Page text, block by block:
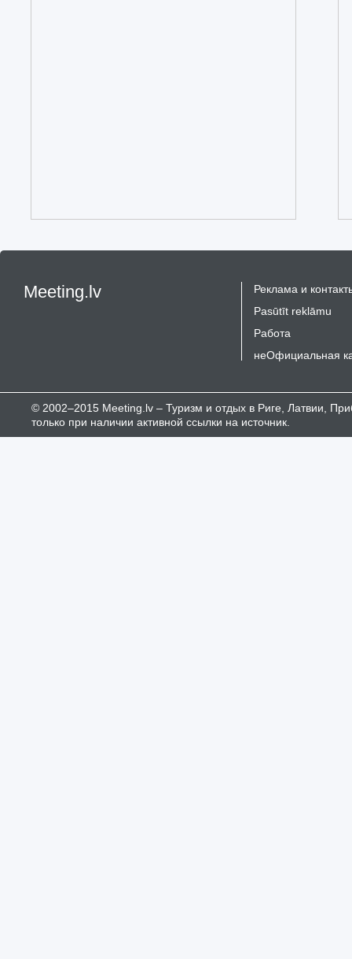
Meeting.lv
Реклама и
Pasūtīt reklāmu
Работа
неОфициальная
© 2002–2015 Meeting.lv – Туризм и отдых в Риге, Латвии,
только при наличии активной ссылки на источник.